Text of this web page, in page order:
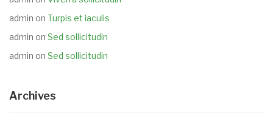
admin on Turpis et iaculis
admin on Sed sollicitudin
admin on Sed sollicitudin
Archives